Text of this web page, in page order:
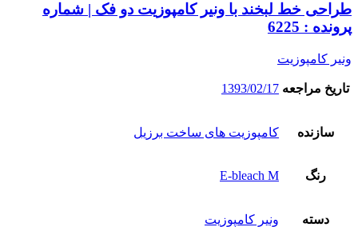
طراحی خط لبخند با ونیر کامپوزیت دو فک | شماره
پرونده : 6225
ونیر کامپوزیت
تاریخ مراجعه 1393/02/17
سازنده کامپوزیت های ساخت برزیل
رنگ E-bleach M
دسته ونیر کامپوزیت